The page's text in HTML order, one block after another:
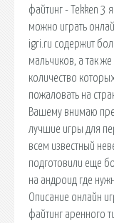
файтинг - Tekken 3
можно играть
igri.ru содержит
мальчиков, а так
количество
пожаловать на
Вашему внимаю
лучшие игры для
всем известный
подготовили еще
на андроид где
Описание онлайн
файтинг аренного